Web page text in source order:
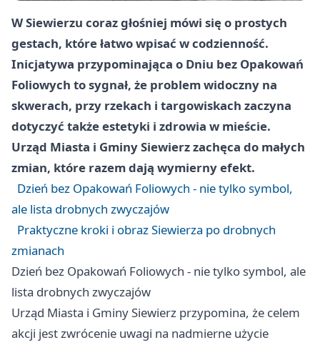
WSiewierzu coraz głośniej mówi się o prostych
gestach, które łatwo wpisać w codzienność.
Inicjatywa przypominająca o Dniu bez Opakowań
Foliowych to sygnał, że problem widoczny na
skwerach, przy rzekach i targowiskach zaczyna
dotyczyć także estetyki i zdrowia w mieście.
Urząd Miasta i Gminy Siewierz zachęca do małych
zmian, które razem dają wymierny efekt.
Dzień bez Opakowań Foliowych - nie tylko symbol,
ale lista drobnych zwyczajów
Praktyczne kroki i obraz Siewierza po drobnych
zmianach
Dzień bez Opakowań Foliowych - nie tylko symbol, ale
lista drobnych zwyczajów
Urząd Miasta i Gminy Siewierz przypomina, że celem
akcji jest zwrócenie uwagi na nadmierne użycie